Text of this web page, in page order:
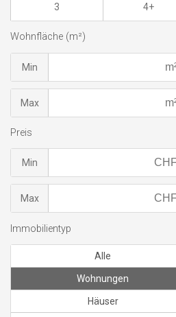
3 4+
Wohnfläche (m²)
Min
Max
Preis
Min
Max
Immobilientyp
Alle
Wohnungen
Häuser